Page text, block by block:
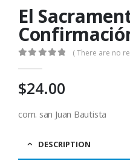
El
( There are no
$24.00
com. san Juan Bautista
DESCRIPTION